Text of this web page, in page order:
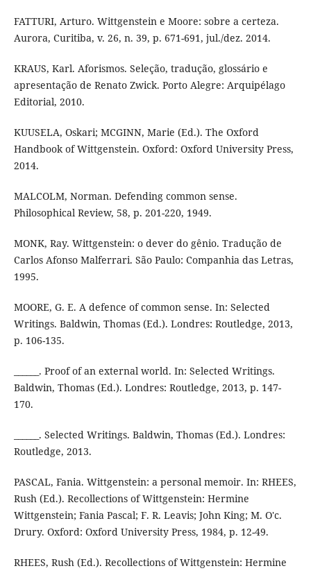
FATTURI, Arturo. Wittgenstein e Moore: sobre a certeza.
Aurora, Curitiba, v. 26, n. 39, p. 671-691, jul./dez. 2014.
KRAUS, Karl. Aforismos. Seleção, tradução, glossário e
apresentação de Renato Zwick. Porto Alegre: Arquipélago
Editorial, 2010.
KUUSELA, Oskari; MCGINN, Marie (Ed.). The Oxford
Handbook of Wittgenstein. Oxford: Oxford University Press,
2014.
MALCOLM, Norman. Defending common sense.
Philosophical Review, 58, p. 201-220, 1949.
MONK, Ray. Wittgenstein: o dever do gênio. Tradução de
Carlos Afonso Malferrari. São Paulo: Companhia das Letras,
1995.
MOORE, G. E. A defence of common sense. In: Selected
Writings. Baldwin, Thomas (Ed.). Londres: Routledge, 2013,
p. 106-135.
______. Proof of an external world. In: Selected Writings.
Baldwin, Thomas (Ed.). Londres: Routledge, 2013, p. 147-
170.
______. Selected Writings. Baldwin, Thomas (Ed.). Londres:
Routledge, 2013.
PASCAL, Fania. Wittgenstein: a personal memoir. In: RHEES,
Rush (Ed.). Recollections of Wittgenstein: Hermine
Wittgenstein; Fania Pascal; F. R. Leavis; John King; M. O'c.
Drury. Oxford: Oxford University Press, 1984, p. 12-49.
RHEES, Rush (Ed.). Recollections of Wittgenstein: Hermine